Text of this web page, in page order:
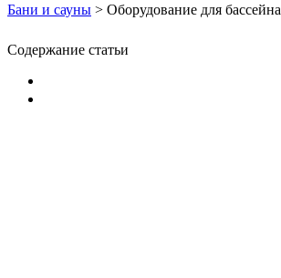
Бани и сауны > Оборудование для бассейна
Содержание статьи